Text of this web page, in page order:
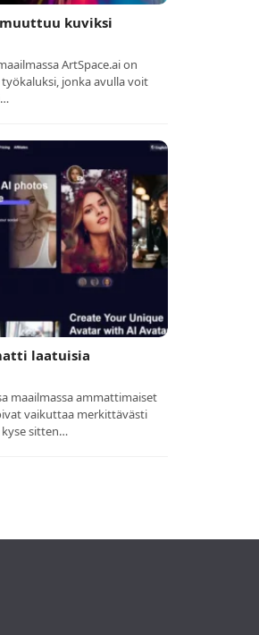
kuviksi
ArtSpace.ai on
jonka avulla voit
laatuisia
maailmassa ammattimaiset
vaikuttaa merkittävästi
sitten…